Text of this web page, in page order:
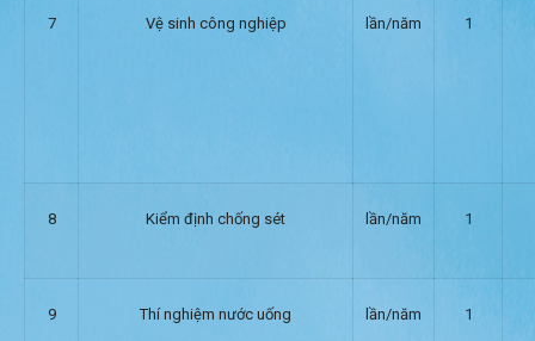
7 Vệ sinh công nghiệp lần/năm 1
8 Kiểm định chống sét lần/năm 1
9 Thí nghiệm nước uống lần/năm 1